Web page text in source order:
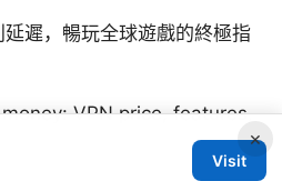
遲，暢玩全球遊戲的終極指
VPN price, features,
×
Visit